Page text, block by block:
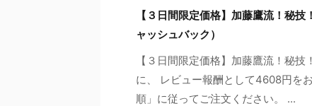
【３日間限定価格】加藤鷹流！秘
ャッシュバック）
【３日間限定価格】加藤鷹流！秘
に、 レビュー報酬として4608円を
順」に従ってご注文ください。 ...